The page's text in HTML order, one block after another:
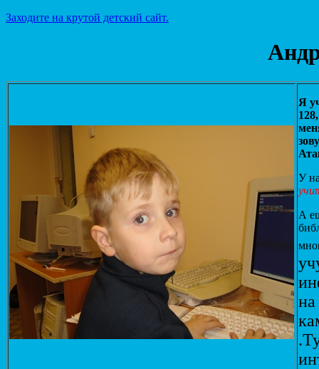
Заходите на крутой детский сайт.
Я
У
А
на